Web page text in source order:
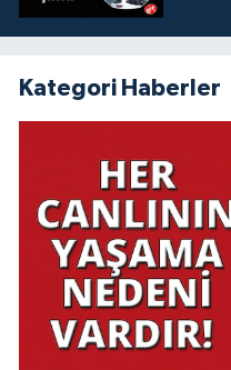
Kategori Haberler